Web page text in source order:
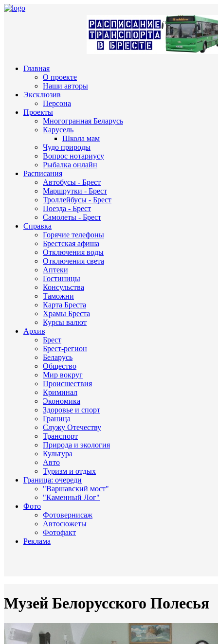
Главная
О проекте
Наши авторы
Эксклюзив
Персона
Проекты
Многогранная Беларусь
Карусель
Школа мам
Чудо природы
Вопрос нотариусу
Рыбалка онлайн
Расписания
Автобусы - Брест
Маршрутки - Брест
Троллейбусы - Брест
Поезда - Брест
Самолеты - Брест
Справка
Горячие телефоны
Брестская афиша
Отключения воды
Отключения света
Аптеки
Гостиницы
Консульства
Таможни
Карта Бреста
Храмы Бреста
Курсы валют
Архив
Брест
Брест-регион
Беларусь
Общество
Мир вокруг
Происшествия
Криминал
Экономика
Здоровье и спорт
Граница
Служу Отечеству
Транспорт
Природа и экология
Культура
Авто
Туризм и отдых
Граница: очереди
"Варшавский мост"
"Каменный Лог"
Фото
Фотовернисаж
Автосюжеты
Фотофакт
Реклама
Музей Белорусского Полесья